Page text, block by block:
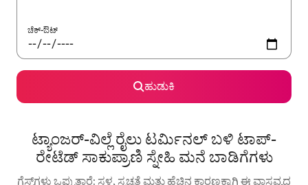
ಚೆಕ್-ಔಟ್
ಹುಡುಕಿ
ಟ್ಯಾಂಜರ್-ವಿಲ್ಲೆ ರೈಲು ಟರ್ಮಿನಲ್ ಬಳಿ ಟಾಪ್-
ರೇಟೆಡ್ ಸಾಕುಪ್ರಾಣಿ ಸ್ನೇಹಿ ಮನೆ ಬಾಡಿಗೆಗಳು
ಗೆಸ್ಟ್‌ಗಳು ಒಪ್ಪುತ್ತಾರೆ: ಸ್ಥಳ, ಸ್ವಚ್ಛತೆ ಮತ್ತು ಹೆಚ್ಚಿನ ಕಾರಣಕ್ಕಾಗಿ ಈ ವಾಸ್ತವ್ಯದ